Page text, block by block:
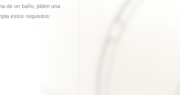
de un baño, piden una
estos requisitos: